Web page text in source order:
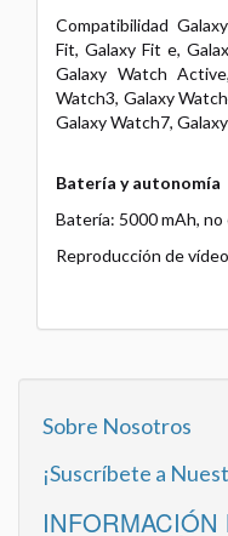
Compatibilidad
Fit, Galaxy Fit e,
Galaxy Watch
Watch3, Galaxy
Galaxy Watch7,
Batería y autonomía
Batería: 5000 mAh,
Reproducción de
Sobre Nosotros
¡Suscríbete a
INFORMACIÓN